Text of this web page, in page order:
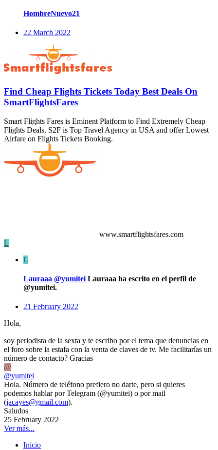
HombreNuevo21
22 March 2022
Find Cheap Flights Tickets Today Best Deals On
SmartFlightsFares
Smart Flights Fares is Eminent Platform to Find Extremely Cheap
Flights Deals. S2F is Top Travel Agency in USA and offer Lowest
Airfare on Flights Tickets Booking.
www.smartflightsfares.com
L
L
Lauraaa @yumitei Lauraaa ha escrito en el perfil de
@yumitei.
21 February 2022
Hola,
soy periodista de la sexta y te escribo por el tema que denuncias en
el foro sobre la estafa con la venta de claves de tv. Me facilitarías un
número de contacto? Gracias
@
@yumitei
Hola. Número de teléfono prefiero no darte, pero si quieres
podemos hablar por Telegram (@yumitei) o por mail
(jacayes@gmail.com).
Saludos
25 February 2022
Ver más...
Inicio